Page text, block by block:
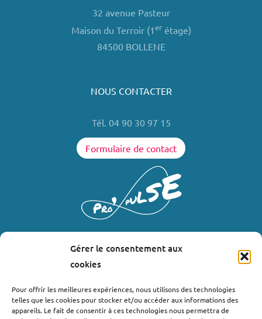
Gérer le consentement aux
cookies
Pour offrir les meilleures expériences, nous utilisons des technologies
telles que les cookies pour stocker et/ou accéder aux informations des
appareils. Le fait de consentir à ces technologies nous permettra de
32 avenue Pasteur
Maison du Terroir (1erétage)
84500 BOLLENE
NOUS CONTACTER
Tél. 04 90 30 97 15
Formulaire de contact
Où nous trouver ?
Bollène